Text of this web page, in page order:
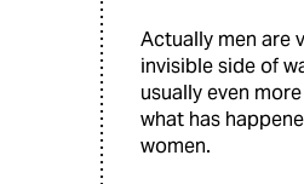
Actually men are
invisible side of
usually even
what has
women.